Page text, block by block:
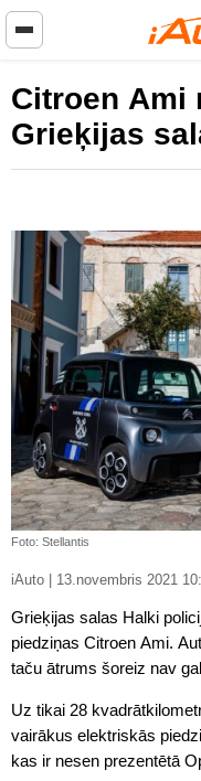
Citroen Ami
Grieķijas
Foto: Stellantis
iAuto | 13.novembris 2021
Grieķijas salas Halki
piedziņas Citroen Ami.
taču ātrums šoreiz nav
Uz tikai 28
vairākus elektriskās
kas ir nesen prezentētā